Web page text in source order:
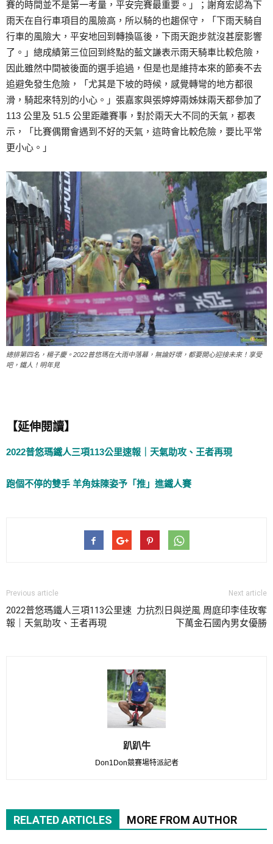
賽的時間並不是第一考量，平安完賽最重要。」；謝育宏認為下
雨天在自行車項目的風險高，所以騎的也趨保守，「下雨天騎自
行車的風險大，平安地回到轉換區後，下雨天跑步就沒甚麼影響
了。」總成績第三位回到終點的藍文謙表示雨天騎車比較危險，
因此雖然中間被後面的選手追過，但是也是維持本來的節奏不去
追避免發生危險，「尤其是下坡的時候，感覺轉彎的地方都很
滑，騎起來特別的小心。」張嘉家與張婷婷兩姊妹兩天都參加了
113 公里及 51.5 公里距離賽事，對於兩天大不同的天氣，都表
示，「比賽偶爾會遇到不好的天氣，這時會比較危險，要比平常
更小心。」
總排第四名，楊子慶。2022普悠瑪在大雨中落幕，無論好壞，都要開心迎接未來！享受
吧，鐵人！明年見
【延伸閱讀】
2022普悠瑪鐵人三項113公里速報｜天氣助攻、王者再現
跑個不停的雙手 羊角妹陳姿予「推」進鐵人賽
Previous article
2022普悠瑪鐵人三項113公里速
報｜天氣助攻、王者再現
Next article
力抗烈日與逆風 周庭印李佳玫奪
下萬金石國內男女優勝
趴趴牛
Don1Don競賽場特派記者
RELATED ARTICLES MORE FROM AUTHOR